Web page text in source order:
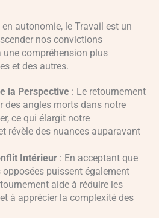
autonomie, le Travail est un
nos convictions
une compréhension plus
et des autres.
la Perspective : Le retournement
des angles morts dans notre
ce qui élargit notre
révèle des nuances auparavant
Intérieur : En acceptant que
opposées puissent également
aide à réduire les
à apprécier la complexité des